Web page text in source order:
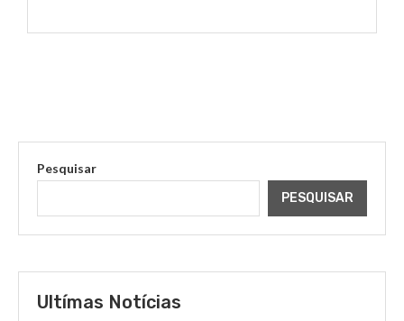
Pesquisar
PESQUISAR
Ultímas Notícias